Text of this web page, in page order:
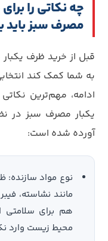
چه نکاتی را
مصرف سبز باید
قبل از خرید ظرف
به شما کمک کند
ادامه، مهم‌ترین
یکبار مصرف سبز در
آورده شده است:
نوع مواد سازنده:
مانند نشاسته،
هم برای سلامتی
محیط زیست وارد